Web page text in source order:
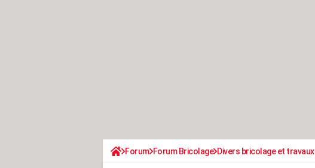
Forum Forum Bricolage Divers bricolage et travaux